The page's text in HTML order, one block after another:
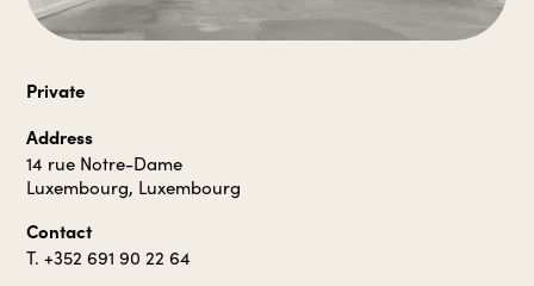
Private
Address
14 rue Notre-Dame
Luxembourg, Luxembourg
Contact
T. +352 691 90 22 64